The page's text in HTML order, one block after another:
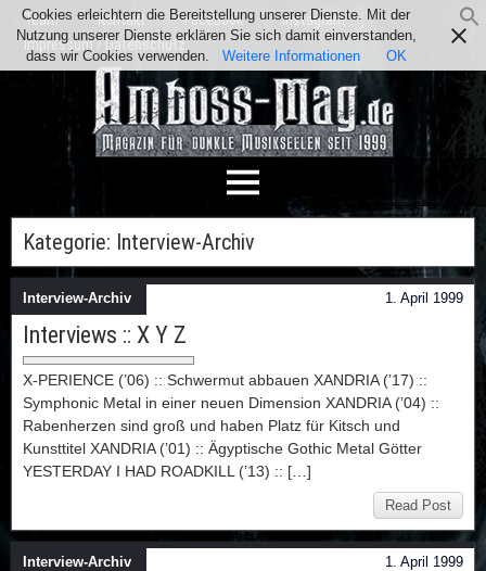
Team Kontakt Facebook
Instagram
Impressum / Datenschutz
Kategorie: Interview-Archiv
1. April 1999
Interview-Archiv
Interviews :: X Y Z
X-PERIENCE (’06) :: Schwermut abbauen XANDRIA (’17) ::
Symphonic Metal in einer neuen Dimension XANDRIA (’04) ::
Rabenherzen sind groß und haben Platz für Kitsch und
Kunsttitel XANDRIA (’01) :: Ägyptische Gothic Metal Götter
YESTERDAY I HAD ROADKILL (’13) :: […]
Read Post
1. April 1999
Interview-Archiv
Cookies erleichtern die Bereitstellung unserer Dienste. Mit der
Nutzung unserer Dienste erklären Sie sich damit einverstanden,
dass wir Cookies verwenden.
Weitere Informationen OK